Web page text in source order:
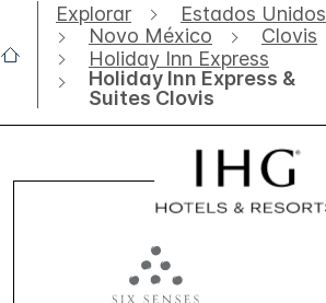
Explorar
Estados Unidos
Novo México
Clovis
Holiday Inn Express
Holiday Inn Express &
Suites Clovis